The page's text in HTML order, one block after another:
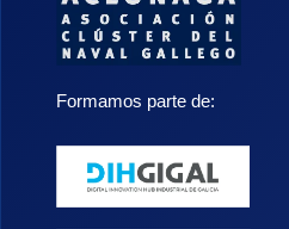
Formamos parte de: